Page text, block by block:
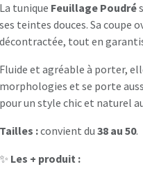
La tunique Feuillage Poudré
ses teintes douces. Sa coupe
décontractée, tout en
Fluide et agréable à porter,
morphologies et se porte
pour un style chic et naturel
Tailles :convient du 38 au 50.
✨ Les + produit :